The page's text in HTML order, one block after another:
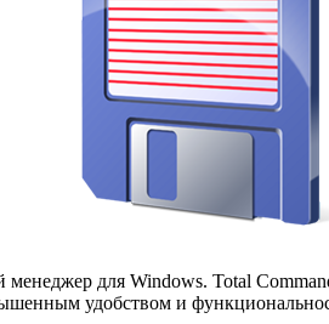
для Windows. Total
удобством и